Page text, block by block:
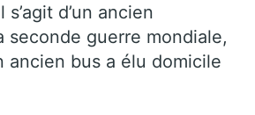
d’un ancien
seconde guerre mondiale,
ancien bus a élu domicile